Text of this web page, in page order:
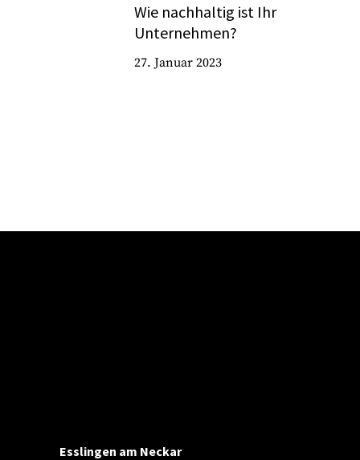
Wie nachhaltig ist Ihr
Unternehmen?
27. Januar 2023
Esslingen am Neckar